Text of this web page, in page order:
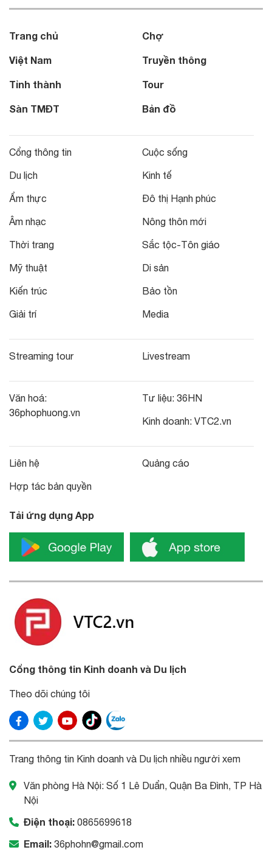
Trang chủ
Việt Nam
Tỉnh thành
Sàn TMĐT
Chợ
Truyền thông
Tour
Bản đồ
Cổng thông tin
Du lịch
Ẩm thực
Âm nhạc
Thời trang
Mỹ thuật
Kiến trúc
Giải trí
Cuộc sống
Kinh tế
Đô thị Hạnh phúc
Nông thôn mới
Sắc tộc-Tôn giáo
Di sản
Bảo tồn
Media
Streaming tour Livestream
Văn hoá:
36phophuong.vn
Tư liệu: 36HN
Kinh doanh: VTC2.vn
Liên hệ
Hợp tác bản quyền
Quảng cáo
Tải ứng dụng App
Cổng thông tin Kinh doanh và Du lịch
Theo dõi chúng tôi
Trang thông tin Kinh doanh và Du lịch nhiều người xem
Văn phòng Hà Nội: Số 1 Lê Duẩn, Quận Ba Đình, TP Hà
Nội
Điện thoại: 0865699618
Email: 36phohn@gmail.com